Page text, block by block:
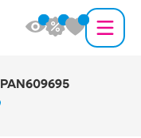
PAN609695